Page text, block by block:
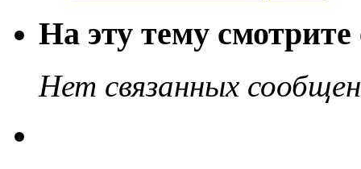
На эту тему
Нет связанных